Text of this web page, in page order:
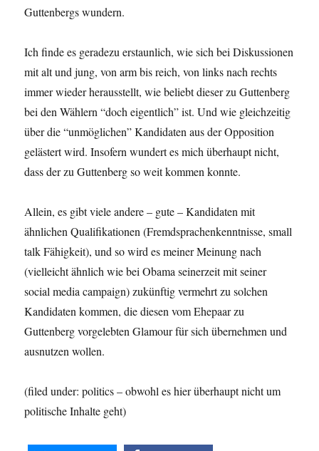
Guttenbergs wundern.
Ich finde es geradezu erstaunlich, wie sich bei Diskussionen
mit alt und jung, von arm bis reich, von links nach rechts
immer wieder herausstellt, wie beliebt dieser zu Guttenberg
bei den Wählern “doch eigentlich” ist. Und wie gleichzeitig
über die “unmöglichen” Kandidaten aus der Opposition
gelästert wird. Insofern wundert es mich überhaupt nicht,
dass der zu Guttenberg so weit kommen konnte.
Allein, es gibt viele andere – gute – Kandidaten mit
ähnlichen Qualifikationen (Fremdsprachenkenntnisse, small
talk Fähigkeit), und so wird es meiner Meinung nach
(vielleicht ähnlich wie bei Obama seinerzeit mit seiner
social media campaign) zukünftig vermehrt zu solchen
Kandidaten kommen, die diesen vom Ehepaar zu
Guttenberg vorgelebten Glamour für sich übernehmen und
ausnutzen wollen.
(filed under: politics – obwohl es hier überhaupt nicht um
politische Inhalte geht)